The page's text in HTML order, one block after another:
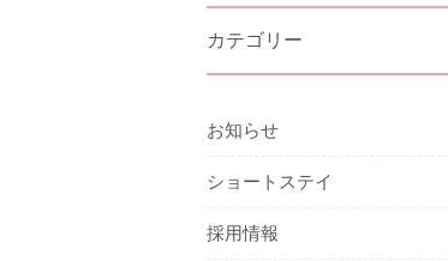
カテゴリー
お知らせ
ショートステイ
採用情報